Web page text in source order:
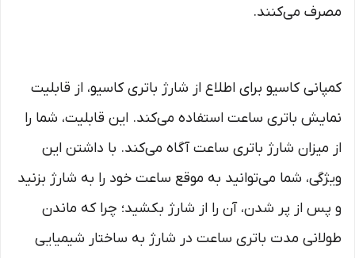
مصرف می‌کنند.
کمپانی کاسیو برای اطلاع از شارژ باتری کاسیو، از قابلیت
نمایش باتری ساعت استفاده می‌کند. این قابلیت، شما را
از میزان شارژ باتری ساعت آگاه می‌کند. با داشتن این
ویژگی، شما می‌توانید به موقع ساعت خود را به شارژ بزنید
و پس از پر شدن، آن را از شارژ بکشید؛ چرا که ماندن
طولانی مدت باتری ساعت در شارژ به ساختار شیمیایی